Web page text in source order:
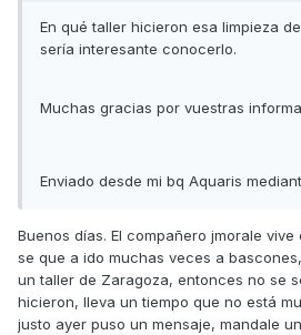
En qué taller hicieron esa limpieza
sería interesante conocerlo.
Muchas gracias por vuestras
Enviado desde mi bq Aquaris
Buenos días. El compañero jmorale
se que a ido muchas veces a
un taller de Zaragoza, entonces no se
hicieron, lleva un tiempo que no está
justo ayer puso un mensaje, mandale